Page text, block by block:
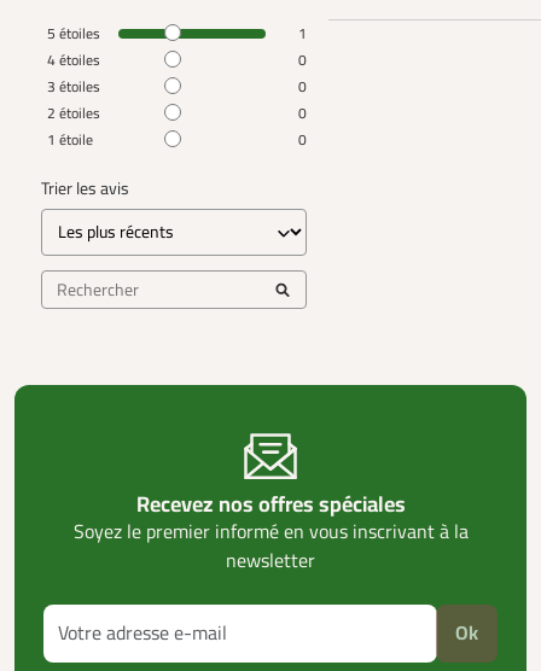
5 étoiles
1
4étoiles
0
3 étoiles
0
2 étoiles
0
1 étoile 0
Trier les avis
Recevez nos offres spéciales
Soyez le premier informé en vous inscrivant à la
newsletter
Ok